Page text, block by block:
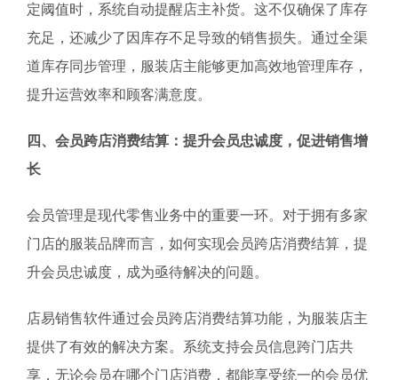
定阈值时，系统自动提醒店主补货。这不仅确保了库存
充足，还减少了因库存不足导致的销售损失。通过全渠
道库存同步管理，服装店主能够更加高效地管理库存，
提升运营效率和顾客满意度。
四、会员跨店消费结算：提升会员忠诚度，促进销售增
长
会员管理是现代零售业务中的重要一环。对于拥有多家
门店的服装品牌而言，如何实现会员跨店消费结算，提
升会员忠诚度，成为亟待解决的问题。
店易销售软件通过会员跨店消费结算功能，为服装店主
提供了有效的解决方案。系统支持会员信息跨门店共
享，无论会员在哪个门店消费，都能享受统一的会员优